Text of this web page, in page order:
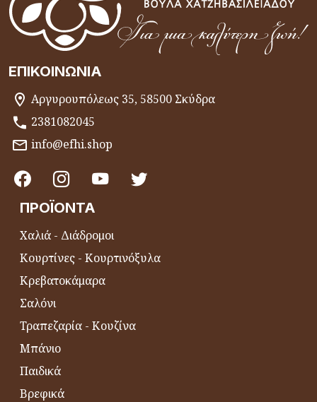
ΕΠΙΚΟΙΝΩΝΊΑ
Αργυρουπόλεως 35, 58500 Σκύδρα
2381082045
info@efhi.shop
ΠΡΟΪΌΝΤΑ
Χαλιά - Διάδρομοι
Κουρτίνες - Κουρτινόξυλα
Κρεβατοκάμαρα
Σαλόνι
Τραπεζαρία - Κουζίνα
Μπάνιο
Παιδικά
Βρεφικά